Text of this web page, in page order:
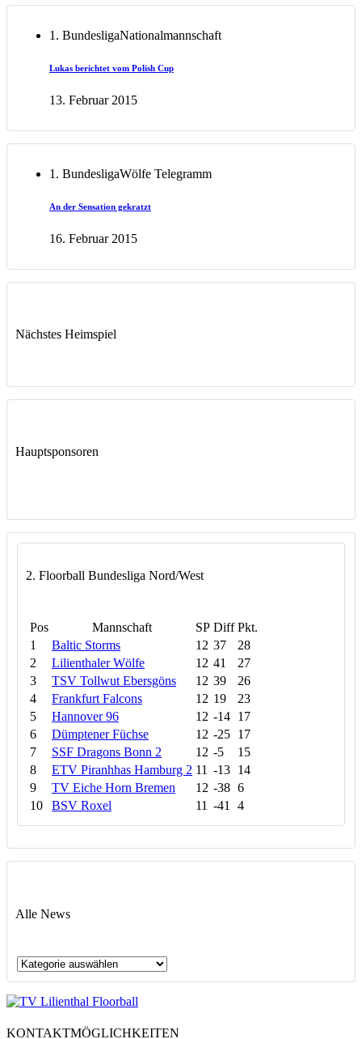
1. BundesligaNationalmannschaft
Lukas berichtet vom Polish Cup
13. Februar 2015
1. BundesligaWölfe Telegramm
An der Sensation gekratzt
16. Februar 2015
Nächstes Heimspiel
Hauptsponsoren
2. Floorball Bundesliga Nord/West
Pos Mannschaft SP Diff Pkt.
1
Baltic Storms 12 37
28
2
Lilienthaler Wölfe 12 41
27
3
TSV Tollwut Ebersgöns 12 39
26
4
Frankfurt Falcons 12 19
23
5
Hannover 96 12 -14 17
6
Dümptener Füchse 12 -25 17
7
SSF Dragons Bonn 2 12 -5
15
8
ETV Piranhhas Hamburg 2 11 -13 14
9
TV Eiche Horn Bremen 12 -38 6
10
BSV Roxel 11 -41 4
Alle News
Alle
KONTAKTMÖGLICHKEITEN